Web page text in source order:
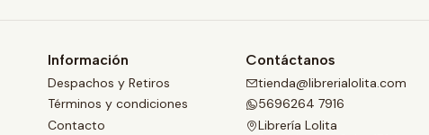
Información
Despachos y Retiros
Términos y condiciones
Contacto
Contáctanos
tienda@librerialolita.com
5696264 7916
Librería Lolita